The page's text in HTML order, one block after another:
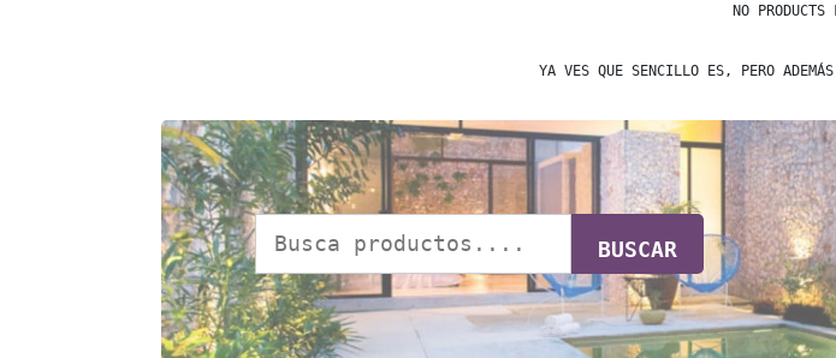
NO PRODUCTS
YA VES QUE SENCILLO ES, PERO
BUSCAR